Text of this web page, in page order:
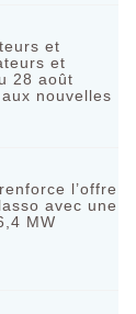
et
et
28 août
nouvelles
l’offre
avec une
MW